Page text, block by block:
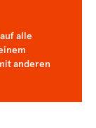
alle
anderen